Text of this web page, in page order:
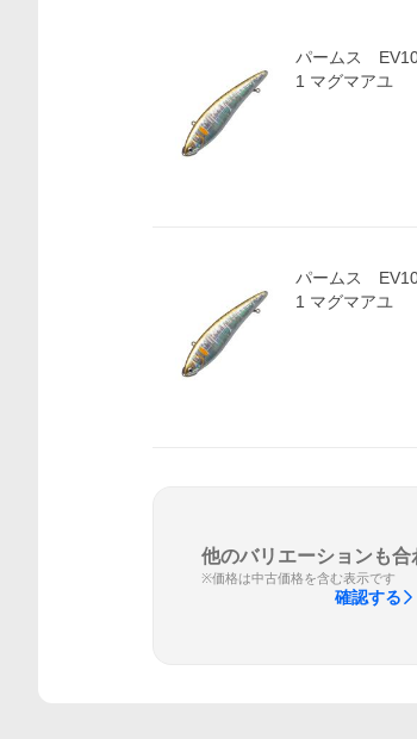
パームス
1 マグマアユ
パームス
1 マグマアユ
他のバリエーションも
※価格は中古価格を含む表示です
確認する